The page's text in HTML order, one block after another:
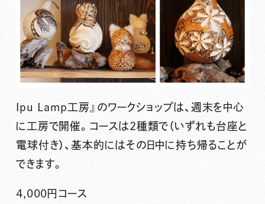
Ipu Lamp工房』のワークショップは、週末を中心
に工房で開催。コースは2種類で（いずれも台座と
電球付き）、基本的にはその日中に持ち帰ることが
できます。
4,000円コース